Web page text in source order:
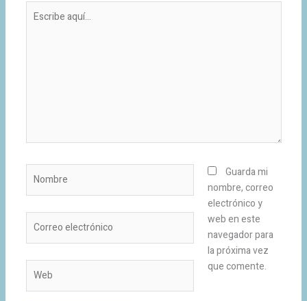
aquí...
electrónico
Guarda mi
nombre, correo
electrónico y
web en este
navegador para
la próxima vez
que comente.